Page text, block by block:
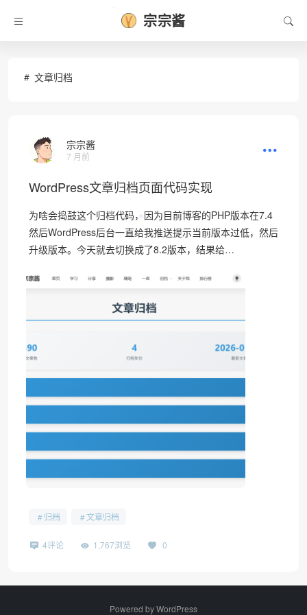
宗宗酱
文章归档
宗宗酱
7 月前
WordPress文章归档页面代码实现
为啥会捣鼓这个归档代码，因为目前博客的PHP版本在7.4
然后WordPress后台一直给我推送提示当前版本过低，然后
升级版本。今天就去切换成了8.2版本，结果给…
归档 文章归档
4评论 1,767浏览 0
Powered byWordPress